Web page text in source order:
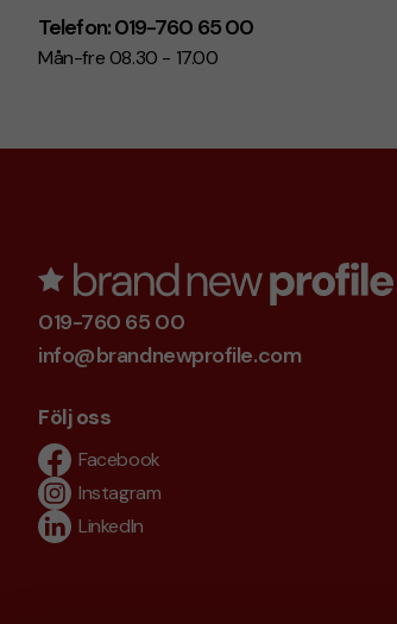
Telefon: 019-760 65 00
Mån-fre 08.30 - 17.00
019-760 65 00
info@brandnewprofile.com
Följ oss
Facebook
Instagram
LinkedIn